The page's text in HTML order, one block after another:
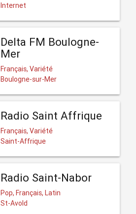
Internet
Delta FM Boulogne-
Mer
Français, Variété
Boulogne-sur-Mer
Radio Saint Affrique
Français, Variété
Saint-Affrique
Radio Saint-Nabor
Pop, Français, Latin
St-Avold